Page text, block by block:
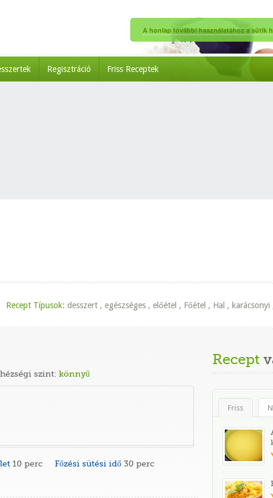
Regisztráció Friss Receptek
Recept Típusok: desszert , egészséges , előétel , Főétel , Hal , karácsonyi
szint: könnyű
10 perc Főzési sütési idő 30 perc
Recept
Friss
A honlap további használatához a sütik